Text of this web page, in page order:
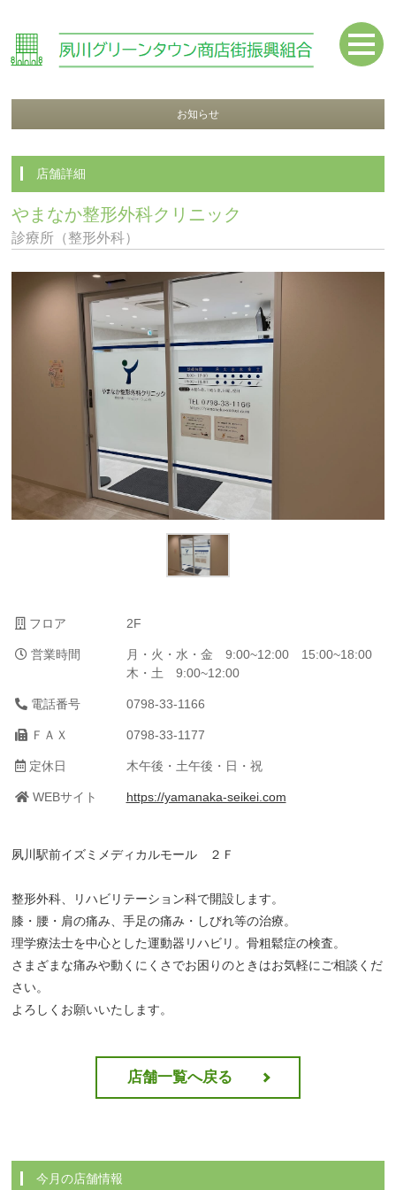
お知らせ
店舗詳細
やまなか整形外科クリニック
診療所（整形外科）
フロア 2F
営業時間
月・火・水・金 9:00~12:00 15:00~18:00
木・土 9:00~12:00
電話番号 0798-33-1166
ＦＡＸ 0798-33-1177
定休日 木午後・土午後・日・祝
WEBサイト https://yamanaka-seikei.com
夙川駅前イズミメディカルモール ２Ｆ
整形外科、リハビリテーション科で開設します。
膝・腰・肩の痛み、手足の痛み・しびれ等の治療。
理学療法士を中心とした運動器リハビリ。骨粗鬆症の検査。
さまざまな痛みや動くにくさでお困りのときはお気軽にご相談くだ
さい。
よろしくお願いいたします。
店舗一覧へ戻る
今月の店舗情報